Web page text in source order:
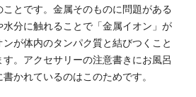
とです。金属そのものに問題がある
分に触れることで「金属イオン」が
が体内のタンパク質と結びつくこと
。アクセサリーの注意書きにお風呂
かれているのはこのためです。